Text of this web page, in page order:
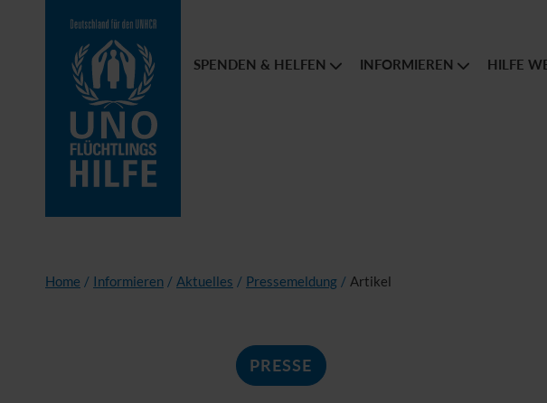
SPENDEN & HELFEN INFORMIEREN HILFE
Home / Informieren / Aktuelles / Pressemeldung / Artikel
PRESSE